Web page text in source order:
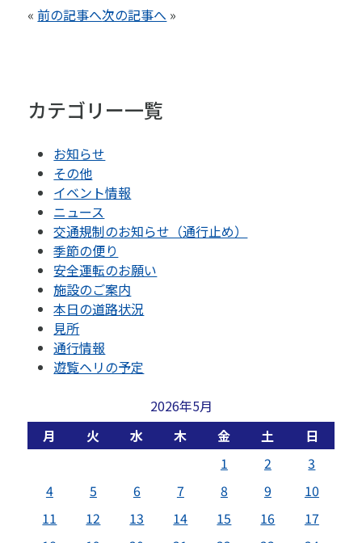
«前の記事へ次の記事へ »
カテゴリー一覧
お知らせ
その他
イベント情報
ニュース
交通規制のお知らせ（通行止め）
季節の便り
安全運転のお願い
施設のご案内
本日の道路状況
見所
通行情報
遊覧ヘリの予定
2026年5月
月
火 水 木 金 土
日
1
2
3
4
5 6 7 8 9
10
11
12 13 14 15 16
17